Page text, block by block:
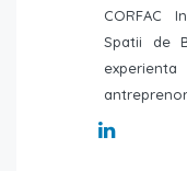
CORFAC
Spatii de